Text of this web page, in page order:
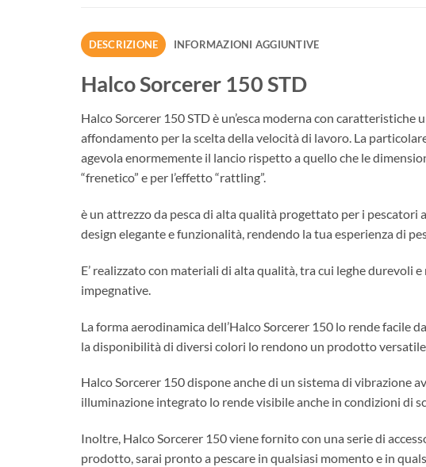
DESCRIZIONE INFORMAZIONI AGGIUNTIVE
Halco Sorcerer 150 STD
Halco Sorcerer 150 STD è un’esca moderna con
affondamento per la scelta della velocità di lavoro. La
agevola enormemente il lancio rispetto a quello che le
“frenetico” e per l’effetto “rattling”.
è un attrezzo da pesca di alta qualità progettato per i
design elegante e funzionalità, rendendo la tua esperienza di
E’ realizzato con materiali di alta qualità, tra cui leghe
impegnative.
La forma aerodinamica dell’Halco Sorcerer 150 lo rende facile
la disponibilità di diversi colori lo rendono un prodotto versatile
Halco Sorcerer 150 dispone anche di un sistema di vibrazione
illuminazione integrato lo rende visibile anche in condizioni di
Inoltre, Halco Sorcerer 150 viene fornito con una serie di
prodotto, sarai pronto a pescare in qualsiasi momento e in